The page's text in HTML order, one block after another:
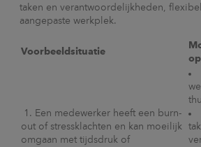
taken en verantwoordelijkheden,
aangepaste werkplek.
Voorbeeldsituatie
1. Een medewerker heeft een burn-
out of stressklachten en kan moeilijk
omgaan met tijdsdruk of